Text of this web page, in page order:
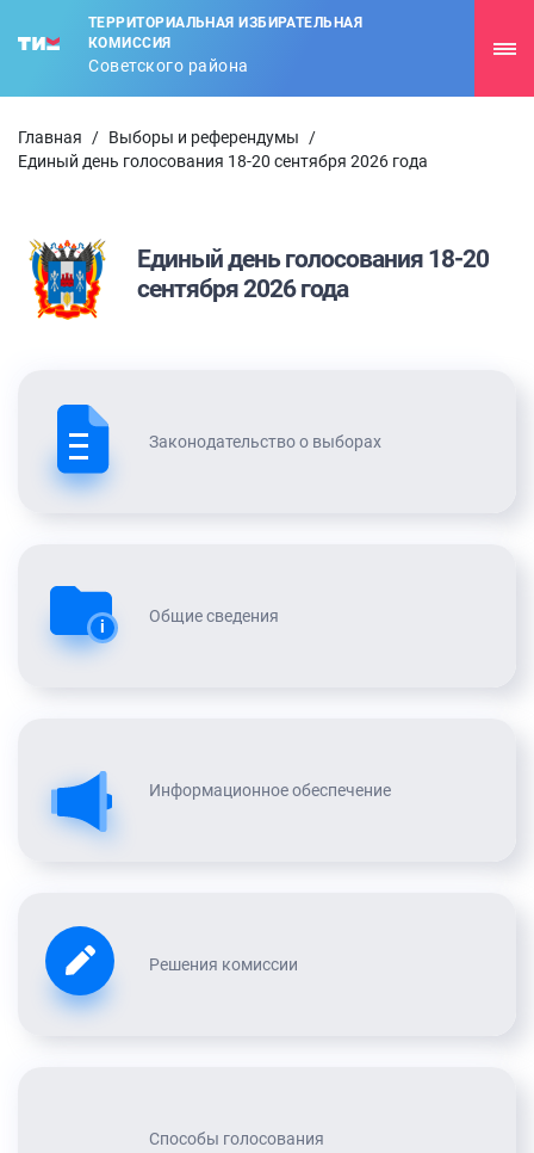
ТЕРРИТОРИАЛЬНАЯ ИЗБИРАТЕЛЬНАЯ
КОМИССИЯ
Советского района
Главная / Выборы и референдумы
/
Единый день голосования 18-20 сентября 2026 года
Единый день голосования 18-20
сентября 2026 года
Законодательство о выборах
i
Общие сведения
Информационное обеспечение
Решения комиссии
Способы голосования